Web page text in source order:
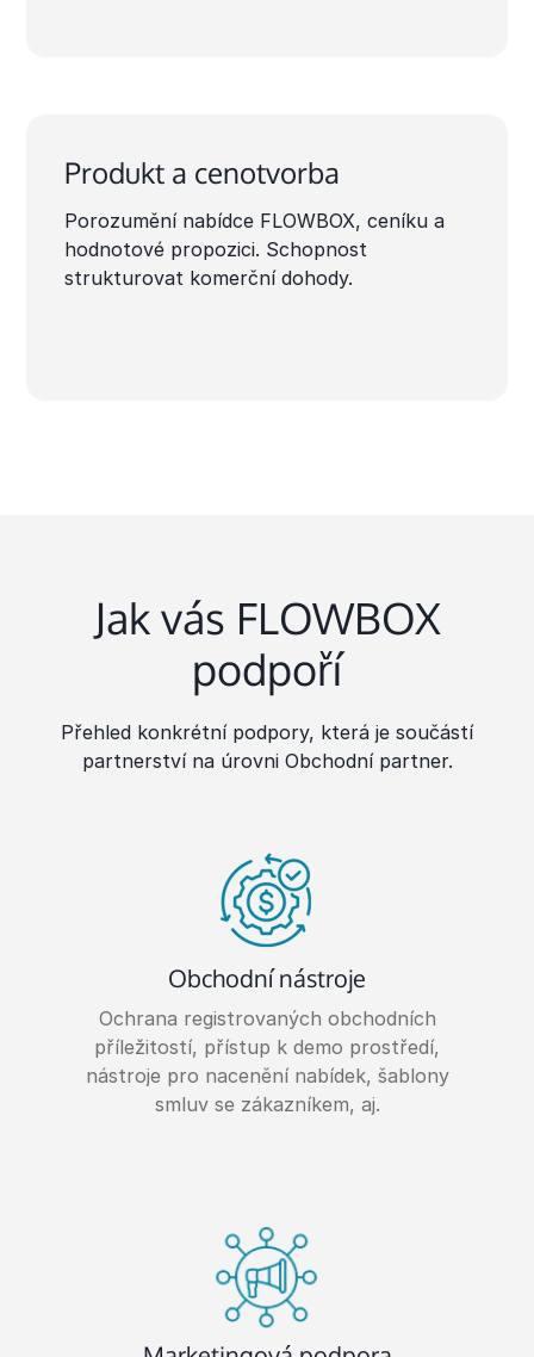
Produkt a cenotvorba
Porozumění nabídce FLOWBOX, ceníku a
hodnotové propozici. Schopnost
strukturovat komerční dohody.
Jak vás FLOWBOX
podpoří
Přehled konkrétní podpory, která je součástí
partnerství na úrovni Obchodní partner.
Obchodní nástroje
Ochrana registrovaných obchodních
příležitostí, přístup k demo prostředí,
nástroje pro nacenění nabídek, šablony
smluv se zákazníkem, aj.